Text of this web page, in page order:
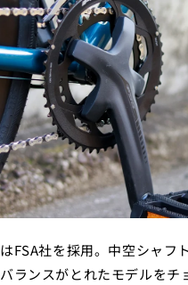
FSA社を採用。中空シャフ
ランスがとれたモデルを